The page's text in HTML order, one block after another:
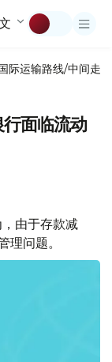
际运输路线/中间走廊
面临流动
由于存款减
理问题。